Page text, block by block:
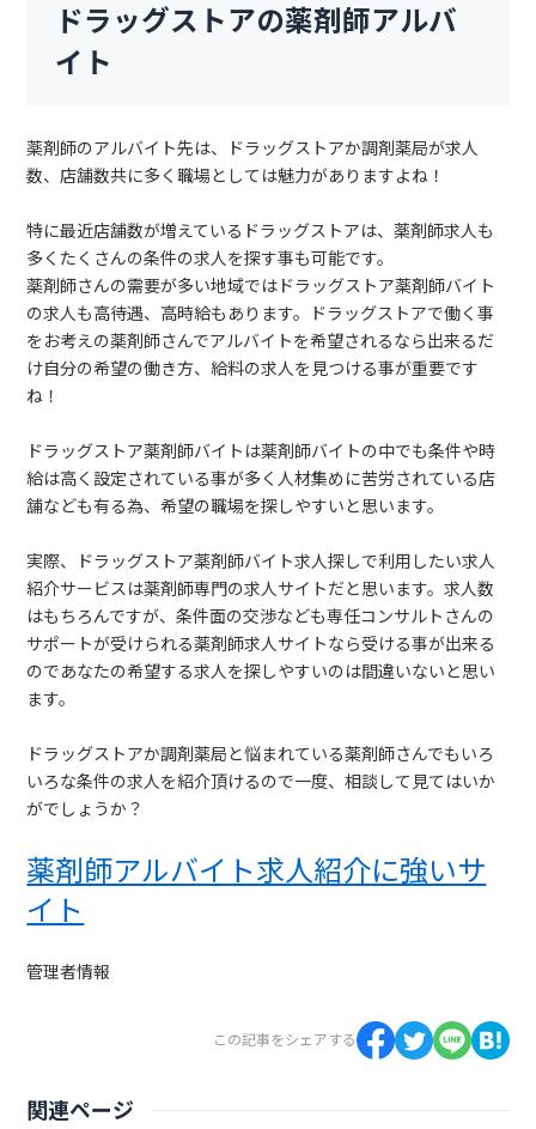
ドラッグストアの薬剤師アルバ
イト
薬剤師のアルバイト先は、ドラッグストアか調剤薬局が求人
数、店舗数共に多く職場としては魅力がありますよね！
特に最近店舗数が増えているドラッグストアは、薬剤師求人も
多くたくさんの条件の求人を探す事も可能です。
薬剤師さんの需要が多い地域ではドラッグストア薬剤師バイト
の求人も高待遇、高時給もあります。ドラッグストアで働く事
をお考えの薬剤師さんでアルバイトを希望されるなら出来るだ
け自分の希望の働き方、給料の求人を見つける事が重要です
ね！
ドラッグストア薬剤師バイトは薬剤師バイトの中でも条件や時
給は高く設定されている事が多く人材集めに苦労されている店
舗なども有る為、希望の職場を探しやすいと思います。
実際、ドラッグストア薬剤師バイト求人探しで利用したい求人
紹介サービスは薬剤師専門の求人サイトだと思います。求人数
はもちろんですが、条件面の交渉なども専任コンサルトさんの
サポートが受けられる薬剤師求人サイトなら受ける事が出来る
のであなたの希望する求人を探しやすいのは間違いないと思い
ます。
ドラッグストアか調剤薬局と悩まれている薬剤師さんでもいろ
いろな条件の求人を紹介頂けるので一度、相談して見てはいか
がでしょうか？
薬剤師アルバイト求人紹介に強いサ
イト
管理者情報
この記事をシェアする
関連ページ